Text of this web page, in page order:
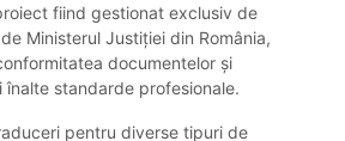
fiind gestionat exclusiv de
Ministerul Justiției din România,
documentelor și
înalte standarde profesionale.
pentru diverse tipuri de